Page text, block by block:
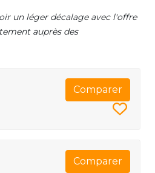
un léger décalage avec l'offre
auprès des
Comparer
Comparer